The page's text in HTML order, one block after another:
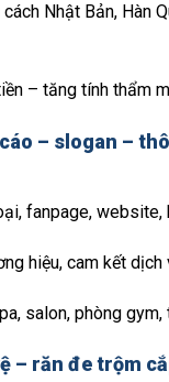
Nhật Bản, Hàn
– tăng tính thẩm
– slogan –
fanpage, website,
hiệu, cam kết dịch
salon, phòng gym,
– răn đe trộm